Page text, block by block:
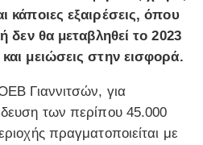
κάποιες εξαιρέσεις, όπου
δεν θα μεταβληθεί το 2023
μειώσεις στην εισφορά.
Γιαννιτσών, για
των περίπου 45.000
πραγματοποιείται με